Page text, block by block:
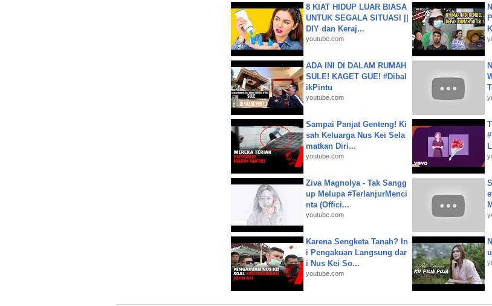
8 KIAT HIDUP LUAR BIASA
UNTUK SEGALA SITUASI ||
DIY dan Keraj...
youtube.com
ADA INI DI DALAM RUMAH
SULE! KAGET GUE! #Dibal
ikPintu
youtube.com
Sampai Panjat Genteng! Ki
sah Keluarga Nus Kei Sela
matkan Diri...
youtube.com
Ziva Magnolya - Tak Sangg
up Melupa #TerlanjurMenci
nta (Offici...
youtube.com
Karena Sengketa Tanah? In
i Pengakuan Langsung dar
i Nus Kei So...
youtube.com